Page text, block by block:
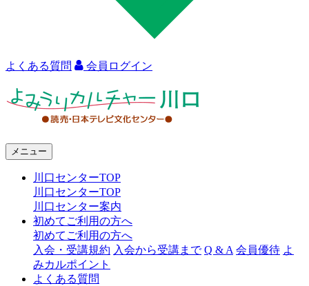
よくある質問 会員ログイン
ャ
メニュー
川口センターTOP
川口センターTOP
川口センター案内
初めてご利用の方へ
初めてご利用の方へ
入会・受講規約 入会から受講まで Q & A 会員優待 よ
みカルポイント
よくある質問